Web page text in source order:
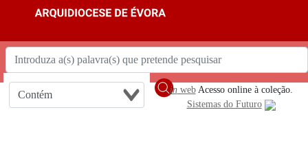
inwebAcesso online à coleção.
Sistemas do Futuro